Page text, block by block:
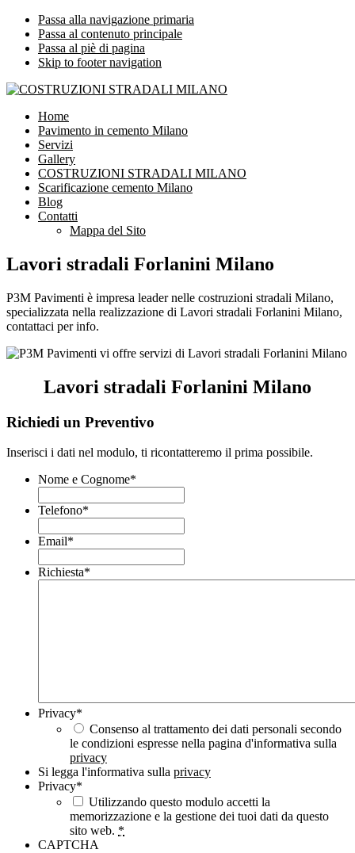
Passa alla navigazione primaria
Passa al contenuto principale
Passa al piè di pagina
Skip to footer navigation
COSTRUZIONI STRADALI MILANO
Impresa leader nelle costruzioni stradali Milano
Home
Pavimento in cemento Milano
Servizi
Gallery
COSTRUZIONI STRADALI MILANO
Scarificazione cemento Milano
Blog
Contatti
Mappa del Sito
Lavori stradali Forlanini Milano
P3M Pavimenti è impresa leader nelle costruzioni stradali Milano,
specializzata nella realizzazione di Lavori stradali Forlanini Milano,
contattaci per info.
Lavori stradali Forlanini Milano
Richiedi un Preventivo
Inserisci i dati nel modulo, ti ricontatteremo il prima possibile.
Nome e Cognome*
Telefono*
Email*
Richiesta*
Privacy*
Consenso al trattamento dei dati personali secondo
le condizioni espresse nella pagina d'informativa sulla
privacy
Si legga l'informativa sulla privacy
Privacy*
Utilizzando questo modulo accetti la
memorizzazione e la gestione dei tuoi dati da questo
sito web. *
CAPTCHA